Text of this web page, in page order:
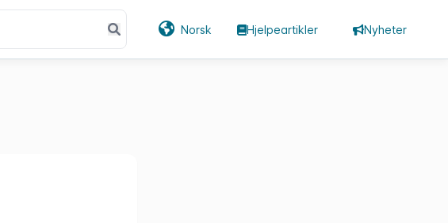
Norsk Hjelpeartikler Nyheter